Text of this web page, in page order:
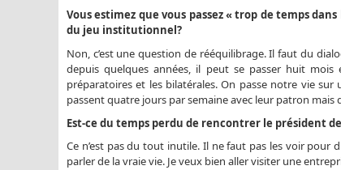
Vous estimez que vous passez « trop de temps
du jeu institutionnel?
Non, c’est une question de rééquilibrage. Il faut du
depuis quelques années, il peut se passer huit
préparatoires et les bilatérales. On passe notre vie
passent quatre jours par semaine avec leur patron mais
Est-ce du temps perdu de rencontrer le président
Ce n’est pas du tout inutile. Il ne faut pas les voir
parler de la vraie vie. Je veux bien aller visiter une